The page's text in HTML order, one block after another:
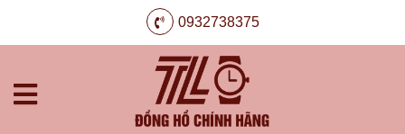
0932738375